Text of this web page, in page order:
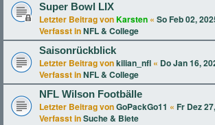
Super Bowl LIX
Letzter Beitrag vonKarsten « So Feb 02,
Verfasst inNFL & College
Saisonrückblick
Letzter Beitrag vonkilian_nfl « Do Jan 16,
Verfasst inNFL & College
NFL Wilson Footbälle
Letzter Beitrag vonGoPackGo11 « Fr Dez
Verfasst inSuche & Biete